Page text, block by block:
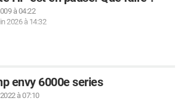
à 04:22
2026 à 14:32
envy 6000e series
à 07:10